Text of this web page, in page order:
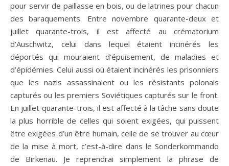
pour servir de paillasse en bois, ou de latrines pour chacun
des baraquements. Entre novembre quarante-deux et
juillet quarante-trois, il est affecté au crématorium
d’Auschwitz, celui dans lequel étaient incinérés les
déportés qui mouraient d’épuisement, de maladies et
d’épidémies. Celui aussi où étaient incinérés les prisonniers
que les nazis assassinaient ou les résistants polonais
capturés ou les premiers Soviétiques capturés sur le front.
En juillet quarante-trois, il est affecté à la tâche sans doute
la plus horrible de celles qui soient exigées, qui puissent
être exigées d’un être humain, celle de se trouver au cœur
de la mise à mort, c’est-à-dire dans le Sonderkommando
de Birkenau. Je reprendrai simplement la phrase de